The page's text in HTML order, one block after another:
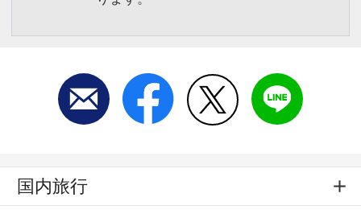
国内旅行